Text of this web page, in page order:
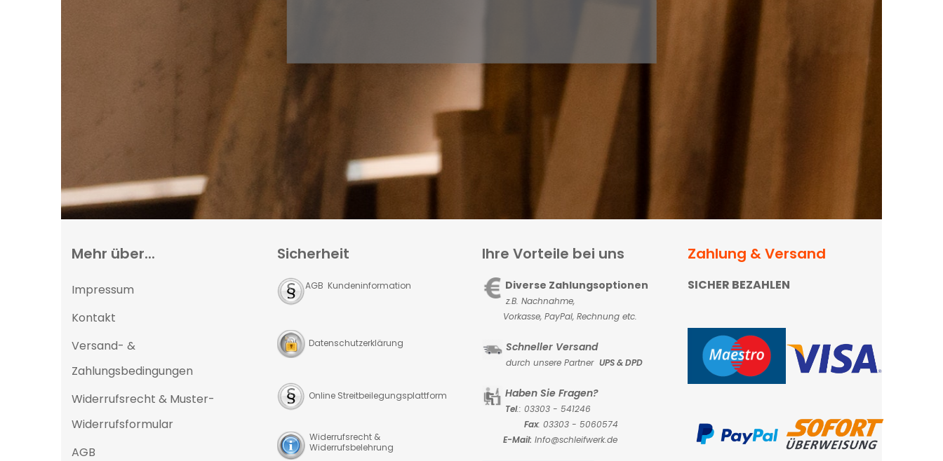
Mehr über...
Impressum
Kontakt
Versand- &
Zahlungsbedingungen
Widerrufsrecht & Muster-
Widerrufsformular
AGB
Sicherheit
AGB Kundeninformation
Datenschutzerklärung
Online Streitbeilegungsplattform
Widerrufsrecht &
Widerrufsbelehrung
Ihre Vorteile bei uns
Diverse Zahlungsoptionen
z.B. Nachnahme,
Vorkasse, PayPal, Rechnung etc.
Schneller Versand
durch unsere Partner UPS & DPD
Haben Sie Fragen?
Tel.: 03303 - 541246
Fax: 03303 - 5060574
E-Mail: Info@schleifwerk.de
Zahlung & Versand
SICHER BEZAHLEN